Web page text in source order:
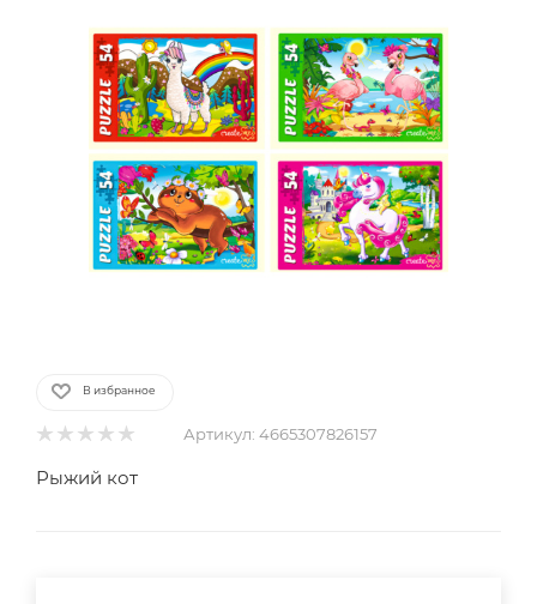
В избранное
Артикул: 4665307826157
Рыжий кот